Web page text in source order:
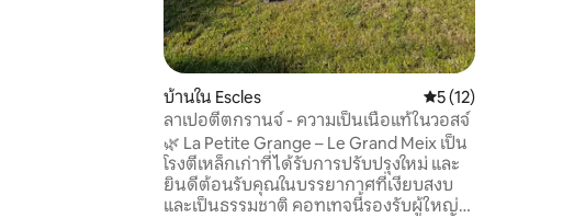
บ้านใน Escles คะแนนเฉลี่ย 5 จาก
5 (12)
ลาเปอตีตกรานจ์ - ความเป็นเนื้อแท้ในวอสจ์
🌿 La Petite Grange – Le Grand Meix เป็น
โรงตีเหล็กเก่าที่ได้รับการปรับปรุงใหม่ และ
ยินดีต้อนรับคุณในบรรยากาศที่เงียบสงบ
และเป็นธรรมชาติ คอทเทจนี้รองรับผู้ใหญ่